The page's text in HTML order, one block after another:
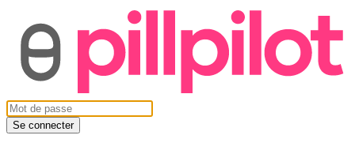
Se connecter